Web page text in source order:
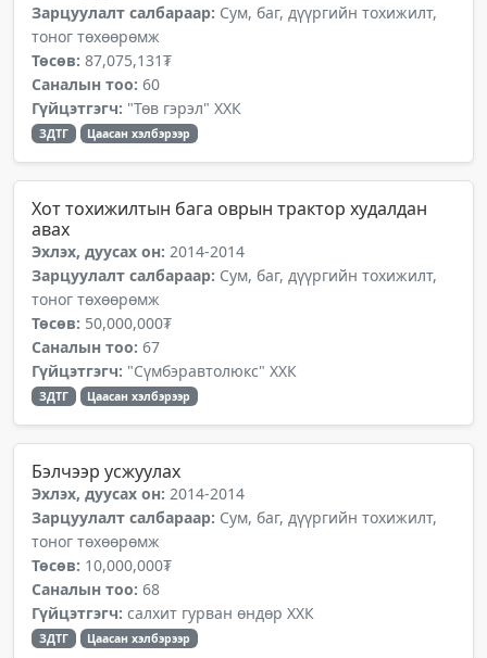
Зарцуулалт салбараар: Сум, баг, дүүргийн тохижилт,
тоног төхөөрөмж
Төсөв: 87,075,131₮
Саналын тоо: 60
Гүйцэтгэгч: "Төв гэрэл" ХХК
ЗДТГ Цаасан хэлбэрээр
Хот тохижилтын бага оврын трактор худалдан
авах
Эхлэх, дуусах он: 2014-2014
Зарцуулалт салбараар: Сум, баг, дүүргийн тохижилт,
тоног төхөөрөмж
Төсөв: 50,000,000₮
Саналын тоо: 67
Гүйцэтгэгч: "Сүмбэравтолюкс" ХХК
ЗДТГ Цаасан хэлбэрээр
Бэлчээр усжуулах
Эхлэх, дуусах он: 2014-2014
Зарцуулалт салбараар: Сум, баг, дүүргийн тохижилт,
тоног төхөөрөмж
Төсөв: 10,000,000₮
Саналын тоо: 68
Гүйцэтгэгч: салхит гурван өндөр ХХК
ЗДТГ Цаасан хэлбэрээр